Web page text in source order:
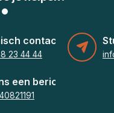
contact
23 44 44
een bericht